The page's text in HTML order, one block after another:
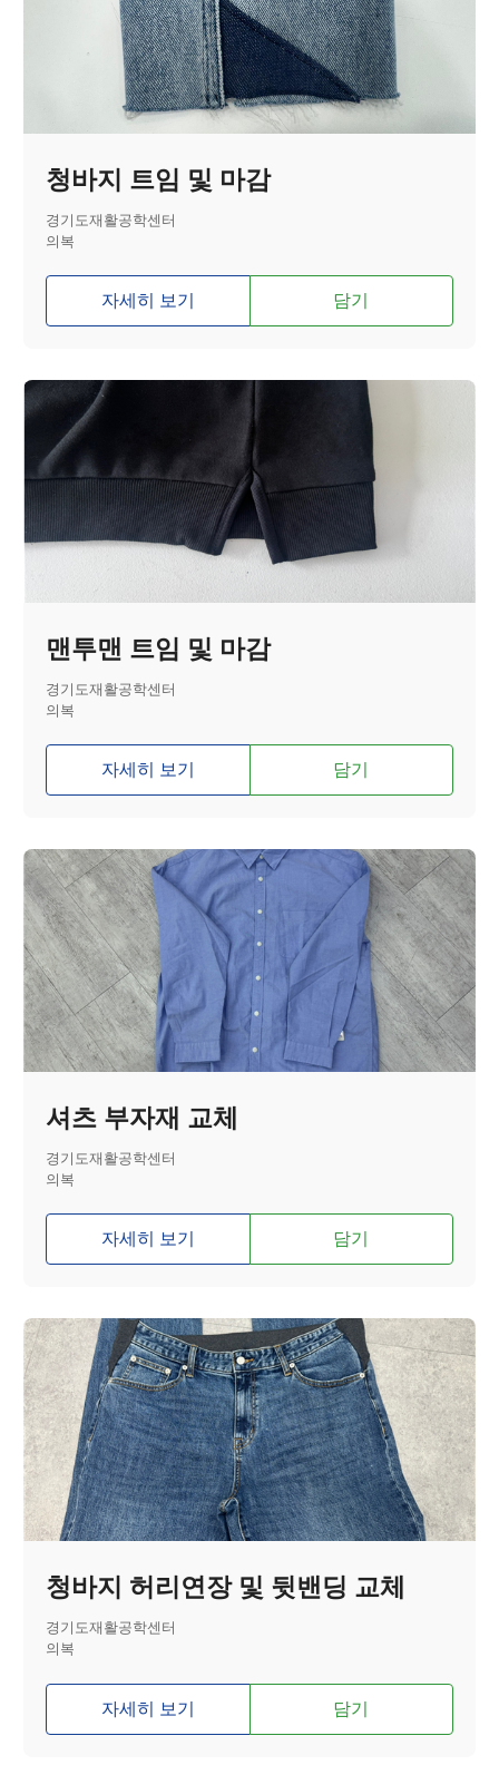
청바지 트임 및 마감
경기도재활공학센터
의복
자세히 보기 담기
맨투맨 트임 및 마감
경기도재활공학센터
의복
자세히 보기 담기
셔츠 부자재 교체
경기도재활공학센터
의복
자세히 보기 담기
청바지 허리연장 및 뒷밴딩 교체
경기도재활공학센터
의복
자세히 보기 담기